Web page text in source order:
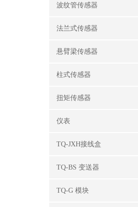
波纹管传感器
法兰式传感器
悬臂梁传感器
柱式传感器
扭矩传感器
仪表
TQ-JXH接线盒
TQ-BS 变送器
TQ-G 模块